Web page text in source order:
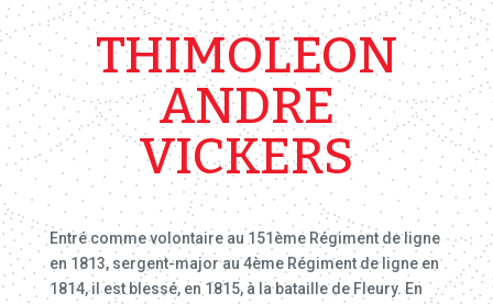
THIMOLEON
ANDRE
VICKERS
Entré comme volontaire au 151ème Régiment de ligne
en 1813, sergent-major au 4ème Régiment de ligne en
1814, il est blessé, en 1815, à la bataille de Fleury. En